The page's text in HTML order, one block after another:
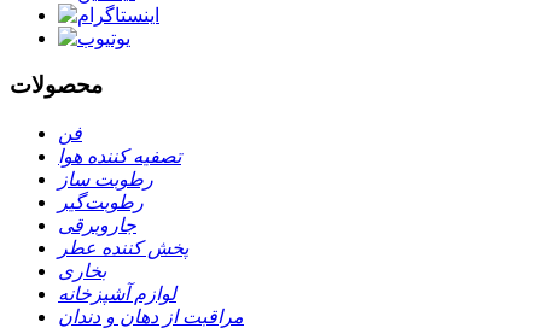
محصولات
فن
تصفیه کننده هوا
رطوبت ساز
رطوبت‌گیر
جاروبرقی
پخش کننده عطر
بخاری
لوازم آشپزخانه
مراقبت از دهان و دندان